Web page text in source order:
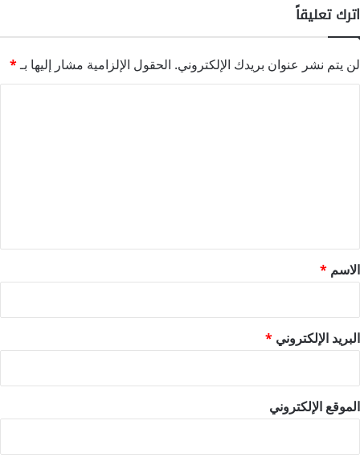
اترك تعليقاً
لن يتم نشر عنوان بريدك الإلكتروني. الحقول الإلزامية مشار إليها بـ*
*
الاسم *
البريد الإلكتروني *
الموقع الإلكتروني